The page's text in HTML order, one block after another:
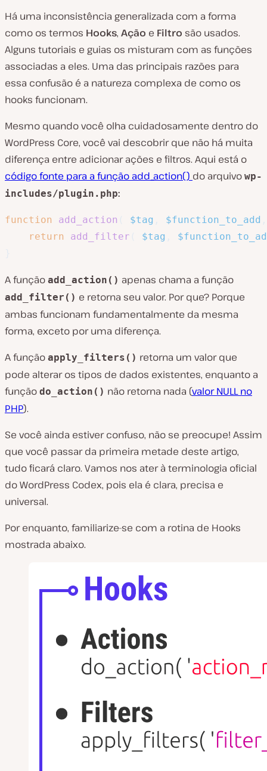
Há uma inconsistência generalizada com a forma
como os termos Hooks, Ação e Filtro são usados.
Alguns tutoriais e guias os misturam com as funções
associadas a eles. Uma das principais razões para
essa confusão é a natureza complexa de como os
hooks funcionam.
Mesmo quando você olha cuidadosamente dentro do
WordPress Core, você vai descobrir que não há muita
diferença entre adicionar ações e filtros. Aqui está o
código fonte para a função add_action() do arquivo wp-
includes/plugin.php:
function add_action $tag $function_to_add
return
add_filter $tag
A função add_action() apenas chama a função
add_filter() e retorna seu valor. Por que? Porque
ambas funcionam fundamentalmente da mesma
forma, exceto por uma diferença.
A função apply_filters() retorna um valor que
pode alterar os tipos de dados existentes, enquanto a
função do_action() não retorna nada (valor NULL no
PHP).
Se você ainda estiver confuso, não se preocupe! Assim
que você passar da primeira metade deste artigo,
tudo ficará claro. Vamos nos ater à terminologia oficial
do WordPress Codex, pois ela é clara, precisa e
universal.
Por enquanto, familiarize-se com a rotina de Hooks
mostrada abaixo.